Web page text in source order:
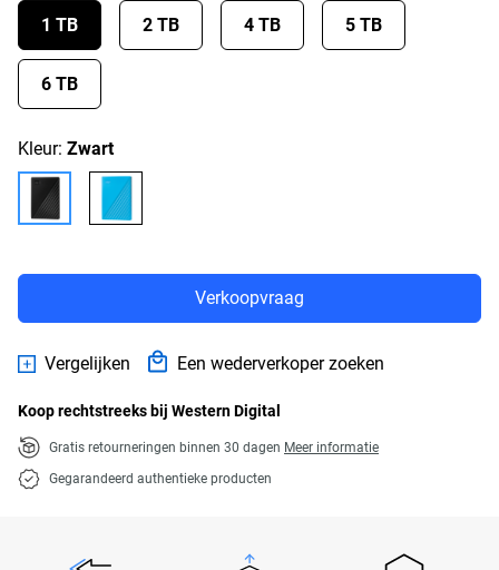
1 TB 2 TB 4 TB 5 TB
6 TB
Kleur: Zwart
Verkoopvraag
Vergelijken Een wederverkoper zoeken
Koop rechtstreeks bij Western Digital
Gratis retourneringen binnen 30 dagen Meer informatie
Gegarandeerd authentieke producten